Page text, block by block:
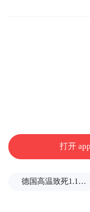
来源： 赣南日报
打开
德国高温致死1.19万人，为2016年来最高纪录